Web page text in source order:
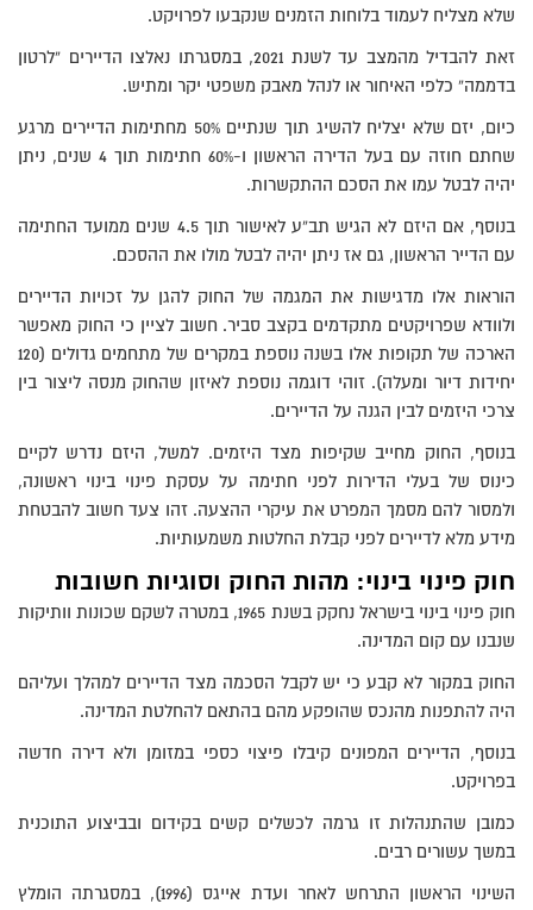
שלא מצליח לעמוד בלוחות הזמנים שנקבעו לפרויקט.
זאת להבדיל מהמצב עד לשנת 2021, במסגרתו נאלצו הדיירים “לרטון
בדממה” כלפי האיחור או לנהל מאבק משפטי יקר ומתיש.
כיום, יזם שלא יצליח להשיג תוך שנתיים 50% מחתימות הדיירים מרגע
שחתם חוזה עם בעל הדירה הראשון ו-60% חתימות תוך 4 שנים, ניתן
יהיה לבטל עמו את הסכם ההתקשרות.
בנוסף, אם היזם לא הגיש תב”ע לאישור תוך 4.5 שנים ממועד החתימה
עם הדייר הראשון, גם אז ניתן יהיה לבטל מולו את ההסכם.
הוראות אלו מדגישות את המגמה של החוק להגן על זכויות הדיירים
ולוודא שפרויקטים מתקדמים בקצב סביר. חשוב לציין כי החוק מאפשר
הארכה של תקופות אלו בשנה נוספת במקרים של מתחמים גדולים (120
יחידות דיור ומעלה). זוהי דוגמה נוספת לאיזון שהחוק מנסה ליצור בין
צרכי היזמים לבין הגנה על הדיירים.
בנוסף, החוק מחייב שקיפות מצד היזמים. למשל, היזם נדרש לקיים
כינוס של בעלי הדירות לפני חתימה על עסקת פינוי בינוי ראשונה,
ולמסור להם מסמך המפרט את עיקרי ההצעה. זהו צעד חשוב להבטחת
מידע מלא לדיירים לפני קבלת החלטות משמעותיות.
חוק פינוי בינוי: מהות החוק וסוגיות חשובות
חוק פינוי בינוי בישראל נחקק בשנת 1965, במטרה לשקם שכונות וותיקות
שנבנו עם קום המדינה.
החוק במקור לא קבע כי יש לקבל הסכמה מצד הדיירים למהלך ועליהם
היה להתפנות מהנכס שהופקע מהם בהתאם להחלטת המדינה.
בנוסף, הדיירים המפונים קיבלו פיצוי כספי במזומן ולא דירה חדשה
בפרויקט.
כמובן שהתנהלות זו גרמה לכשלים קשים בקידום ובביצוע התוכנית
במשך עשורים רבים.
השינוי הראשון התרחש לאחר ועדת אייגס (1996), במסגרתה הומלץ